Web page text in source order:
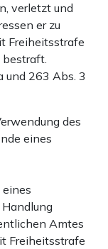
verletzt und
er zu
Freiheitsstrafe
bestraft.
und 263 Abs. 3
des
eines
eines
Amtes
Freiheitsstrafe